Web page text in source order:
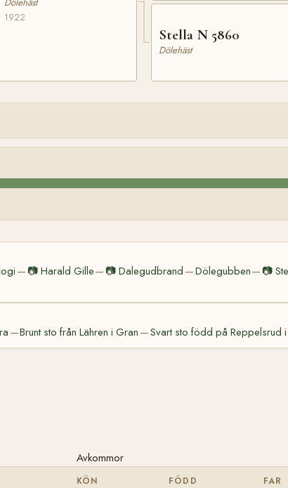
1922
Stella N 5860
Dölehäst
— 📷 Harald Gille— 📷 Dalegudbrand —Dölegubben— 📷
—Brunt sto från Lähren i Gran —Svart sto född på Reppelsrud i
Avkommor
KÖN FÖDD FAR